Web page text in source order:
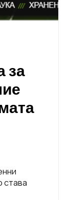
за
става